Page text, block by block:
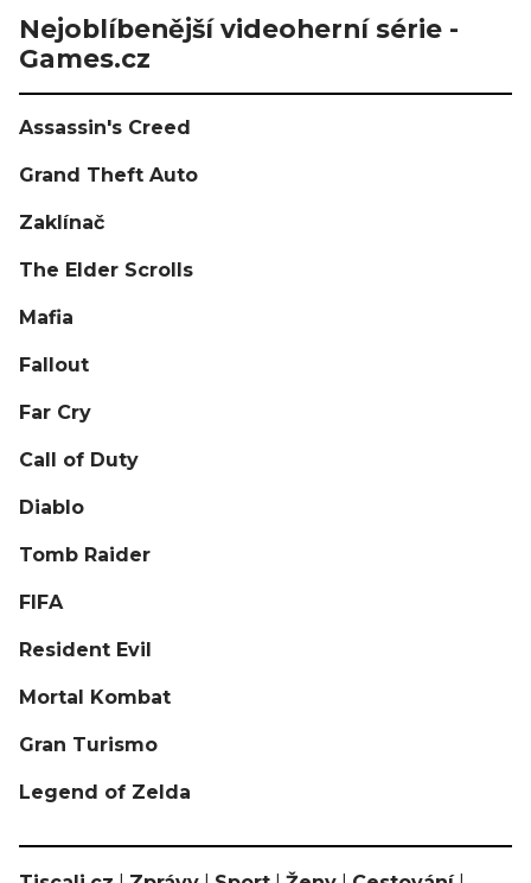
Nejoblíbenější videoherní série -
Games.cz
Assassin's Creed
Grand Theft Auto
Zaklínač
The Elder Scrolls
Mafia
Fallout
Far Cry
Call of Duty
Diablo
Tomb Raider
FIFA
Resident Evil
Mortal Kombat
Gran Turismo
Legend of Zelda